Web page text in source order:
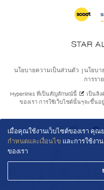
เมื่อคุณใช้งานเว็บไซต์ของเรา คุณ
กำหนดและเงื่อนไข และการใช้ง
ของเรา